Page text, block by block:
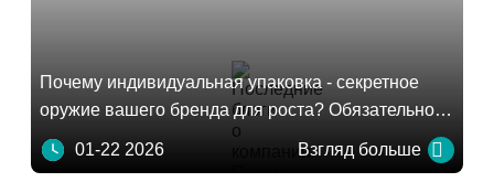
Почему индивидуальная упаковка - секретное
оружие вашего бренда для роста? Обязательное
руководство для зарубежных продавцов
01-22 2026 Взгляд больше